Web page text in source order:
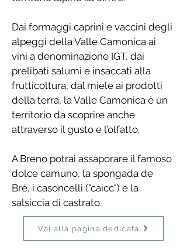
Dai formaggi caprini e vaccini degli
alpeggi della Valle Camonica ai
vini a denominazione IGT, dai
prelibati salumi e insaccati alla
frutticoltura, dal miele ai prodotti
della terra, la Valle Camonica è un
territorio da scoprire anche
attraverso il gusto e l’olfatto.
A Breno potrai assaporare il famoso
dolce camuno, la spongada de
Bré, i casoncelli ("caicc") e la
salsiccia di castrato.
Vai alla pagina dedicata